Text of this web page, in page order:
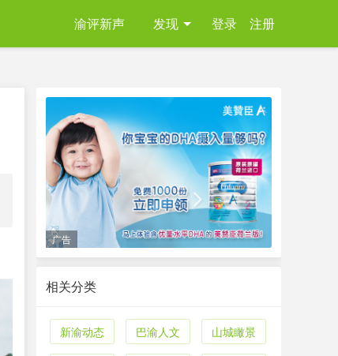
渝评新声 发现 登录 注册
广告
相关分类
新渝动态 巴渝人文 山城瞰景